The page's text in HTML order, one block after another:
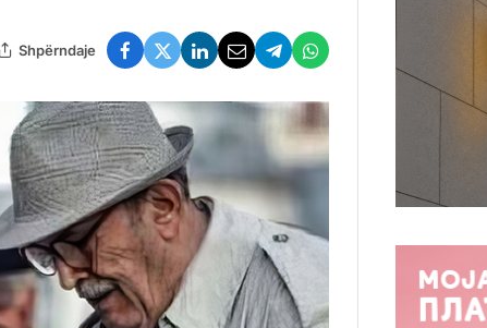
Shpërndaje